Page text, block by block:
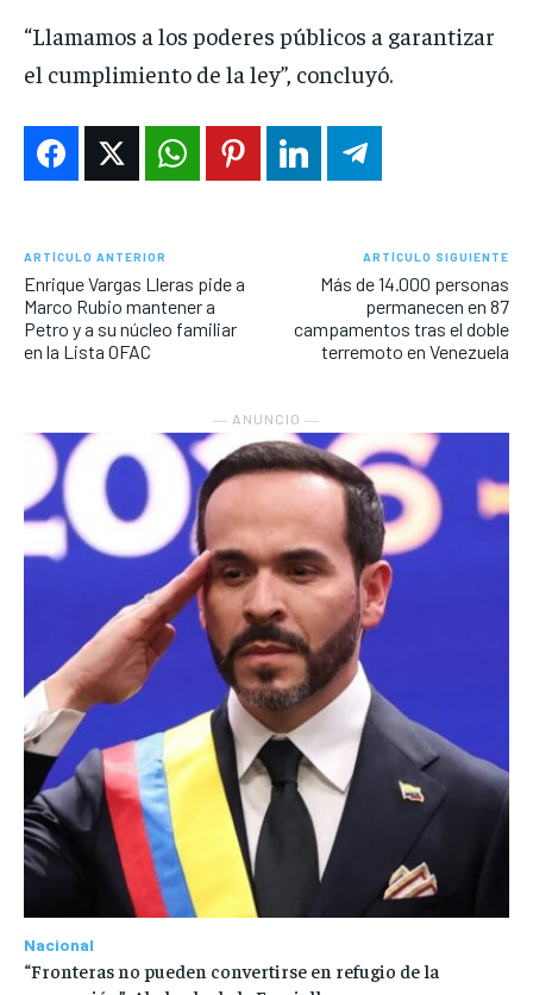
“Llamamos a los poderes públicos a garantizar
el cumplimiento de la ley”, concluyó.
ARTÍCULO ANTERIOR
Enrique Vargas Lleras pide a
Marco Rubio mantener a
Petro y a su núcleo familiar
en la Lista OFAC
ARTÍCULO SIGUIENTE
Más de 14.000 personas
permanecen en 87
campamentos tras el doble
terremoto en Venezuela
― ANUNCIO ―
Nacional
“Fronteras no pueden convertirse en refugio de la